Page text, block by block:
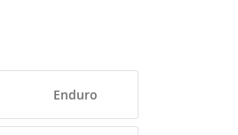
Enduro